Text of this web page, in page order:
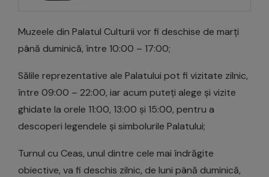
Muzeele din Palatul Culturii vor fi deschise de marți
până duminică, între 10:00 – 17:00;
Sălile reprezentative ale Palatului pot fi vizitate zilnic,
între 09:00 – 22:00, iar acum puteți alege și vizite
ghidate la orele 11:00, 13:00 și 15:00, pentru a
descoperi legendele și simbolurile Palatului;
Turnul cu Ceas, unul dintre cele mai îndrăgite
obiective, va fi deschis zilnic, de luni până duminică,